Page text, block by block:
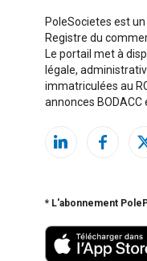
PoleSocietes est
Registre du
Le portail met à
légale,
immatriculées au
annonces BODACC
* L'abonnement